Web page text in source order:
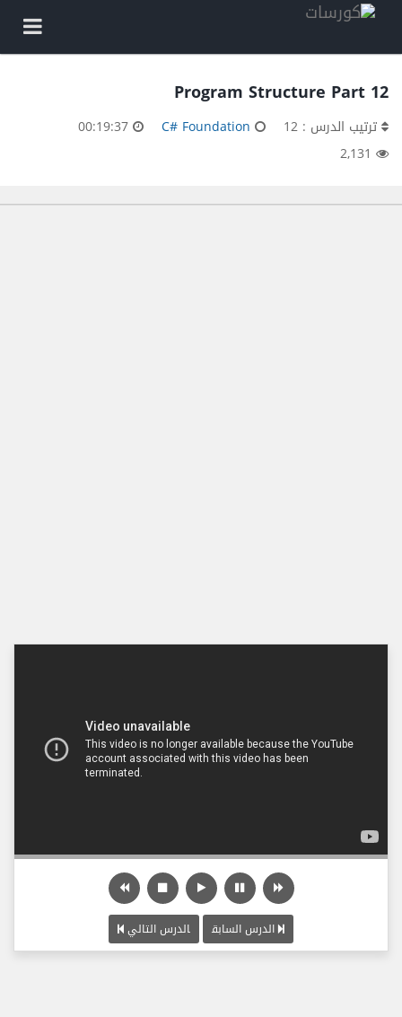
Program Structure Part 12
ترتيب الدرس : 12 C# Foundation
الدرس السابق الدرس التالي